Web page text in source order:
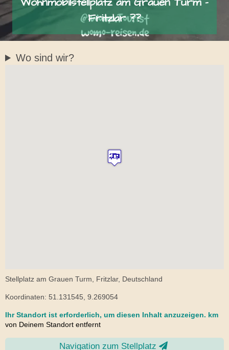
Fritzlar ??
Wo sind wir?
Stellplatz am Grauen Turm, Fritzlar, Deutschland
Koordinaten: 51.131545, 9.269054
Ihr Standort ist erforderlich, um diesen Inhalt anzuzeigen. km
von Deinem Standort entfernt
Navigation zum Stellplatz